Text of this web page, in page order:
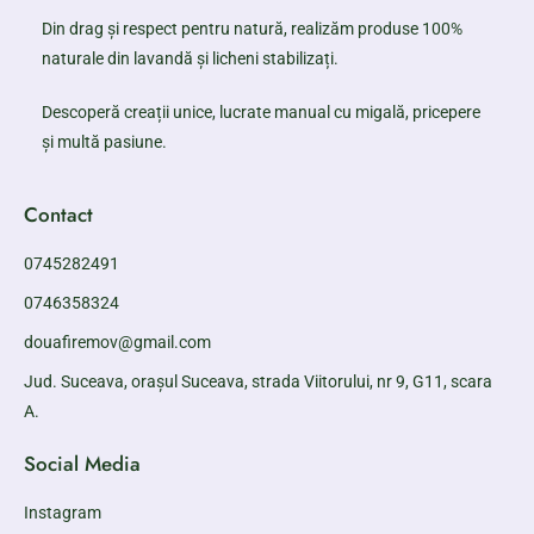
Din drag și respect pentru natură, realizăm produse 100%
naturale din lavandă și licheni stabilizați.
Descoperă creații unice, lucrate manual cu migală, pricepere
și multă pasiune.
Contact
0745282491
0746358324
douafiremov@gmail.com
Jud. Suceava, orașul Suceava, strada Viitorului, nr 9, G11, scara
A.
Social Media
Instagram